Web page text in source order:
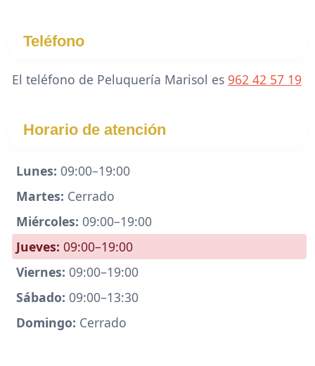
Teléfono
El teléfono de Peluquería Marisol es 962 42 57 19
Horario de atención
Lunes: 09:00–19:00
Martes: Cerrado
Miércoles: 09:00–19:00
Jueves: 09:00–19:00
Viernes: 09:00–19:00
Sábado: 09:00–13:30
Domingo: Cerrado